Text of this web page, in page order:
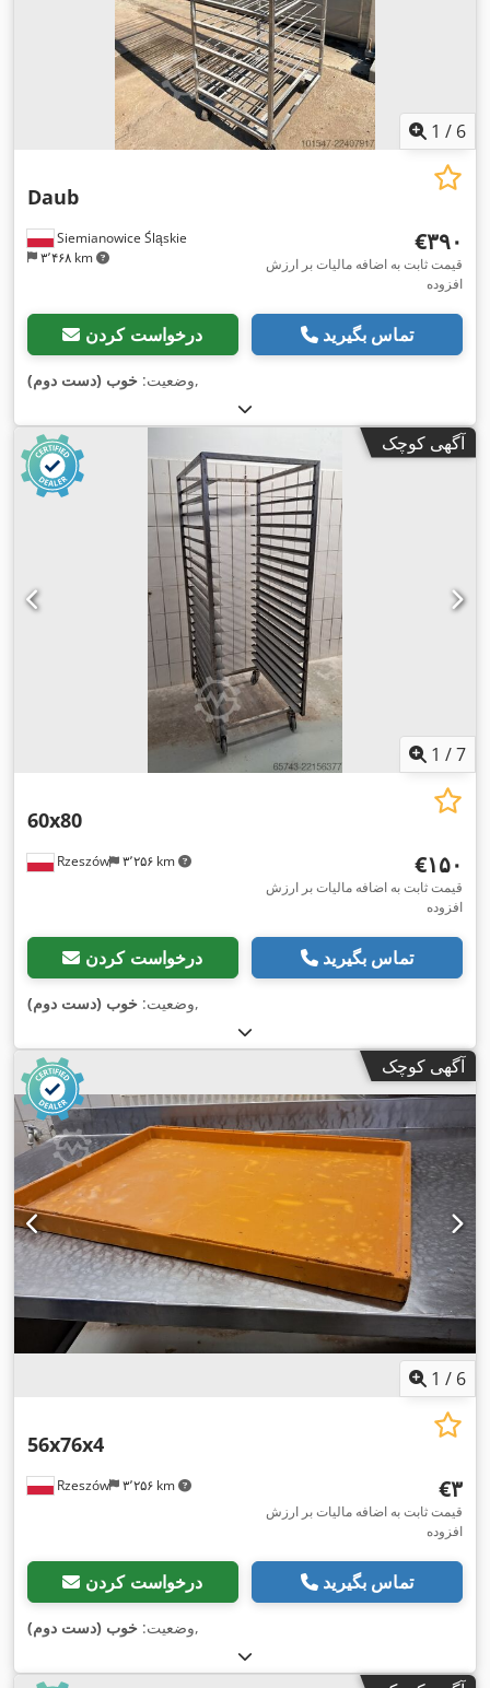
1 / 6
Siemianowice Śląskie
۳٬۴۶۸ km
Daub
‎€۳۹۰
قیمت ثابت به اضافه مالیات بر ارزش
افزوده
درخواست کردن تماس بگیرید
وضعیت: خوب (دست دوم) ,
آگهی کوچک
1 /7
Rzeszów ۳٬۲۵۶ km
60x80
‎€۱۵۰
قیمت ثابت به اضافه مالیات بر ارزش
افزوده
درخواست کردن تماس بگیرید
وضعیت: خوب (دست دوم) ,
آگهی کوچک
1 / 6
Rzeszów ۳٬۲۵۶ km
56x76x4
‎€۳
قیمت ثابت به اضافه مالیات بر ارزش
افزوده
درخواست کردن تماس بگیرید
وضعیت: خوب (دست دوم) ,